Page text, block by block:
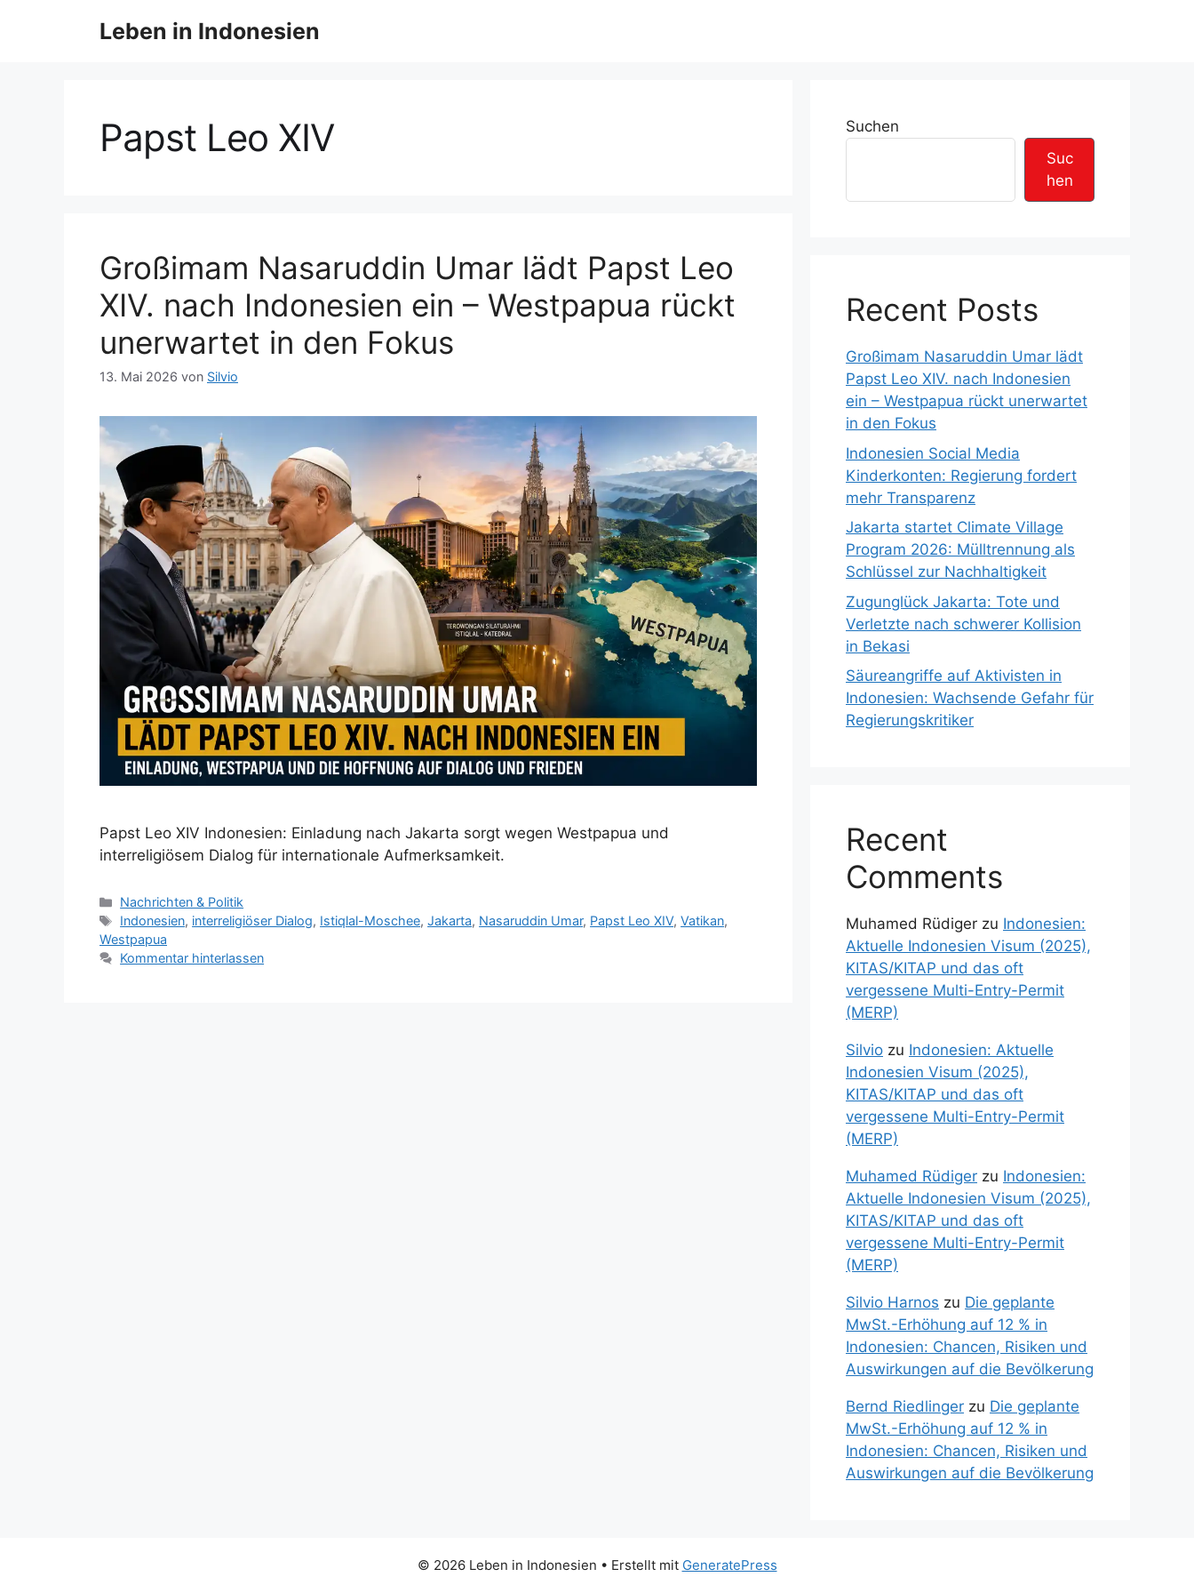
Leben in Indonesien
Papst Leo XIV
Großimam Nasaruddin Umar lädt Papst Leo
XIV. nach Indonesien ein – Westpapua rückt
unerwartet in den Fokus
13. Mai 2026 von Silvio
Papst Leo XIV Indonesien: Einladung nach Jakarta sorgt wegen Westpapua und
interreligiösem Dialog für internationale Aufmerksamkeit.
K
a
t
e
Nachrichten & Politik
S
c
h
Indonesien, interreligiöser Dialog, Istiqlal-Moschee,Jakarta, Nasaruddin Umar, Papst Leo XIV,Vatikan,
Westpapua
Kommentar hinterlassen
Suchen
Suc
hen
Recent Posts
Großimam Nasaruddin Umar lädt
Papst Leo XIV. nach Indonesien
ein – Westpapua rückt unerwartet
in den Fokus
Indonesien Social Media
Kinderkonten: Regierung fordert
mehr Transparenz
Jakarta startet Climate Village
Program 2026: Mülltrennung als
Schlüssel zur Nachhaltigkeit
Zugunglück Jakarta: Tote und
Verletzte nach schwerer Kollision
in Bekasi
Säureangriffe auf Aktivisten in
Indonesien: Wachsende Gefahr für
Regierungskritiker
Recent
Comments
Muhamed Rüdiger zu Indonesien:
Aktuelle Indonesien Visum (2025),
KITAS/KITAP und das oft
vergessene Multi-Entry-Permit
(MERP)
Silvio zu Indonesien: Aktuelle
Indonesien Visum (2025),
KITAS/KITAP und das oft
vergessene Multi-Entry-Permit
(MERP)
Muhamed Rüdiger zu Indonesien:
Aktuelle Indonesien Visum (2025),
KITAS/KITAP und das oft
vergessene Multi-Entry-Permit
(MERP)
Silvio Harnos zu Die geplante
MwSt.-Erhöhung auf 12 % in
Indonesien: Chancen, Risiken und
Auswirkungen auf die Bevölkerung
Bernd Riedlinger zu Die geplante
MwSt.-Erhöhung auf 12 % in
Indonesien: Chancen, Risiken und
Auswirkungen auf die Bevölkerung
© 2026 Leben in Indonesien • Erstellt mit GeneratePress